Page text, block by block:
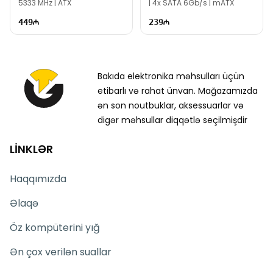
5333 MHz | ATX
449
| 4x SATA 6Gb/s | mATX
239
Bakıda elektronika məhsulları üçün
etibarlı və rahat ünvan. Mağazamızda
ən son noutbuklar, aksessuarlar və
digər məhsullar diqqətlə seçilmişdir
LİNKLƏR
Haqqımızda
Əlaqə
Öz kompüterini yığ
Ən çox verilən suallar